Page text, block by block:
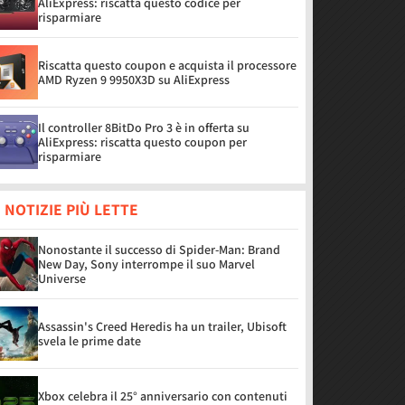
risparmiare
Riscatta questo coupon e acquista il processore
AMD Ryzen 9 9950X3D su AliExpress
Il controller 8BitDo Pro 3 è in offerta su
AliExpress: riscatta questo coupon per
risparmiare
NOTIZIE PIÙ LETTE
Nonostante il successo di Spider-Man: Brand
New Day, Sony interrompe il suo Marvel
Universe
Assassin's Creed Heredis ha un trailer, Ubisoft
svela le prime date
Xbox celebra il 25° anniversario con contenuti